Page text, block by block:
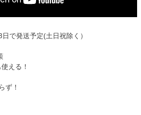
で発送予定(土日祝除く）
える！
ず！